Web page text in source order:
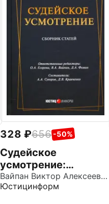
328 656 -50%
Судейское
усмотрение:
сборник статей
Вайпан Виктор Алексеевич
Юстицинформ